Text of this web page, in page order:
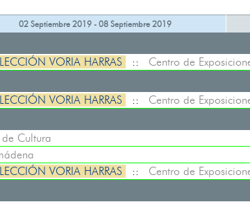
02 Septiembre 2019 - 08 Septiembre 2019
VORIA HARRAS
:: Centro de
VORIA HARRAS
:: Centro de
Cultura
VORIA HARRAS
:: Centro de